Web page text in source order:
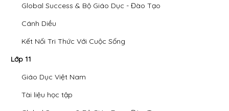
Global Success & Bộ Giáo Dục - Đào Tạo
Cánh Diều
Kết Nối Tri Thức Với Cuộc Sống
Lớp 11
Giáo Dục Việt Nam
Tài liệu học tập